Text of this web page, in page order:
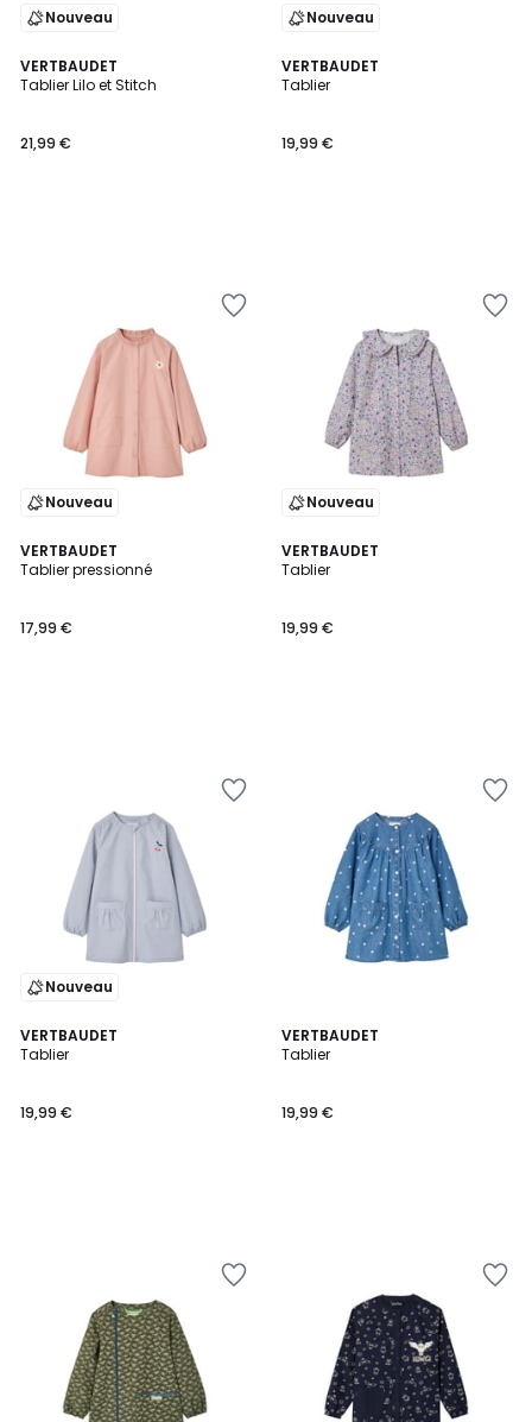
Nouveau
VERTBAUDET
Tablier Lilo et Stitch
21,99 €
Nouveau
VERTBAUDET
Tablier
19,99 €
Nouveau
VERTBAUDET
Tablier pressionné
17,99 €
Nouveau
VERTBAUDET
Tablier
19,99 €
Nouveau
VERTBAUDET
Tablier
19,99 €
VERTBAUDET
Tablier
19,99 €